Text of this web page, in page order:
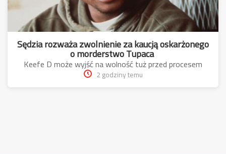
Sędzia rozważa zwolnienie za kaucją oskarżonego
o morderstwo Tupaca
Keefe D może wyjść na wolność tuż przed procesem
2 godziny temu